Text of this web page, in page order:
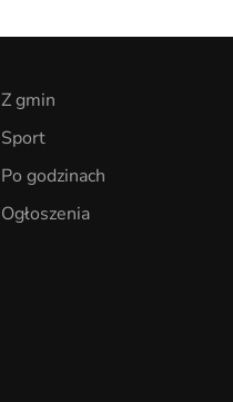
Z gmin
Sport
Po godzinach
Ogłoszenia